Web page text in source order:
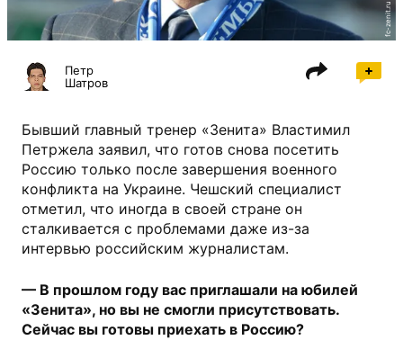
fc-zenit.ru
Петр
Шатров
Бывший главный тренер «Зенита» Властимил
Петржела заявил, что готов снова посетить
Россию только после завершения военного
конфликта на Украине. Чешский специалист
отметил, что иногда в своей стране он
сталкивается с проблемами даже из-за
интервью российским журналистам.
— В прошлом году вас приглашали на юбилей
«Зенита», но вы не смогли присутствовать.
Сейчас вы готовы приехать в Россию?